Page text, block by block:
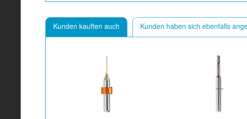
Kunden kauften auch Kunden haben sich ebenfalls